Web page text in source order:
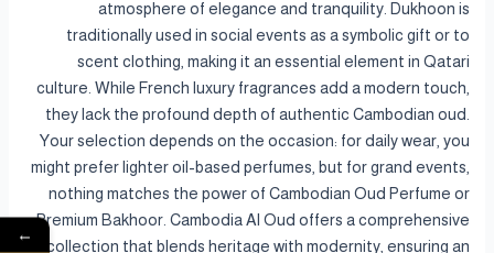
atmosphere of elegance and tranquility. Dukhoon is
traditionally used in social events as a symbolic gift or to
scent clothing, making it an essential element in Qatari
culture. While French luxury fragrances add a modern touch,
they lack the profound depth of authentic Cambodian oud.
Your selection depends on the occasion: for daily wear, you
might prefer lighter oil-based perfumes, but for grand events,
nothing matches the power of Cambodian Oud Perfume or
Premium Bakhoor. Cambodia Al Oud offers a comprehensive
collection that blends heritage with modernity, ensuring an
←